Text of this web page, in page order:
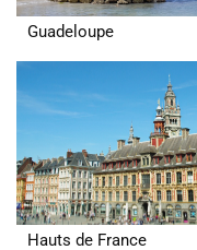
Guadeloupe
Hauts de France